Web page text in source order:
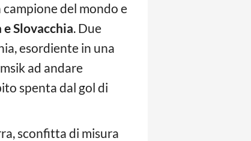
campione del mondo e
Slovacchia. Due
esordiente in una
ad andare
spenta dal gol di
sconfitta di misura